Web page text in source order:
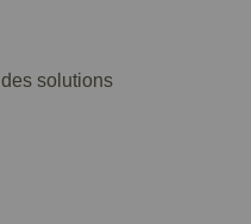
solutions